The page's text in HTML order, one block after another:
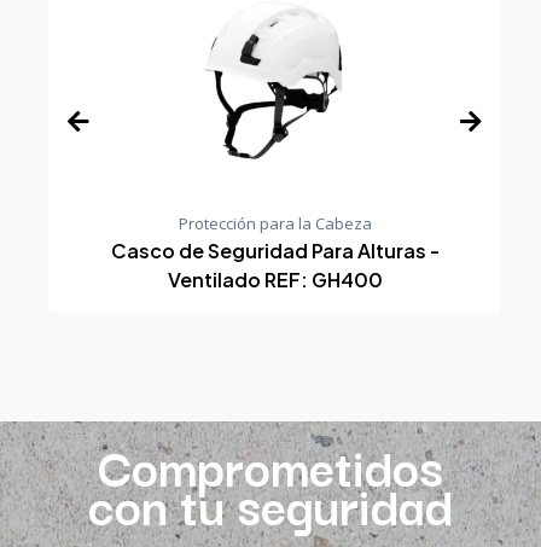
Protección para la Cabeza
Casco de Seguridad Para Alturas -
Ventilado REF: GH400
Comprometidos
con tu seguridad